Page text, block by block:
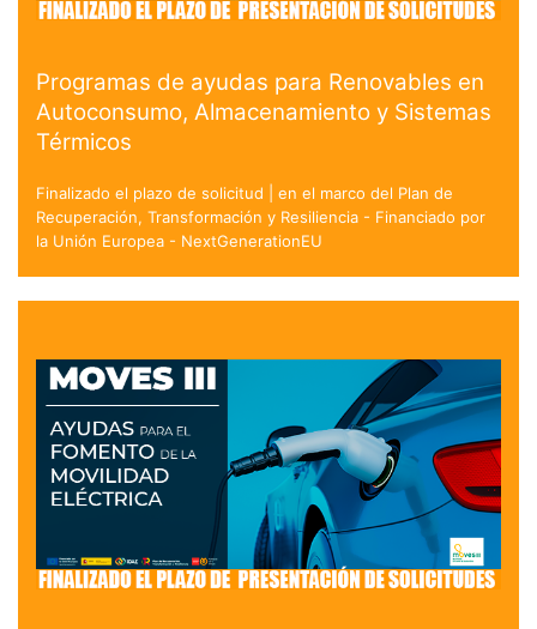
Programas de ayudas para Renovables en
Autoconsumo, Almacenamiento y Sistemas
Térmicos
Finalizado el plazo de solicitud | en el marco del Plan de
Recuperación, Transformación y Resiliencia - Financiado por
la Unión Europea - NextGenerationEU